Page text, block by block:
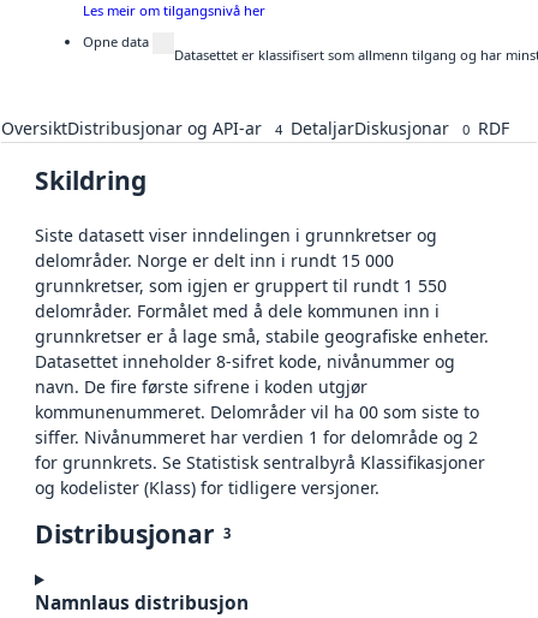
Les meir om tilgangsnivå her
Opne data
Datasettet er klassifisert som allmenn tilgang og har
OversiktDistribusjonar og API-ar 4 DetaljarDiskusjonar 0 RDF
Skildring
Siste datasett viser inndelingen i grunnkretser og
delområder. Norge er delt inn i rundt 15 000
grunnkretser, som igjen er gruppert til rundt 1 550
delområder. Formålet med å dele kommunen inn i
grunnkretser er å lage små, stabile geografiske enheter.
Datasettet inneholder 8-sifret kode, nivånummer og
navn. De fire første sifrene i koden utgjør
kommunenummeret. Delområder vil ha 00 som siste to
siffer. Nivånummeret har verdien 1 for delområde og 2
for grunnkrets. Se Statistisk sentralbyrå Klassifikasjoner
og kodelister (Klass) for tidligere versjoner.
Distribusjonar 3
Namnlaus distribusjon